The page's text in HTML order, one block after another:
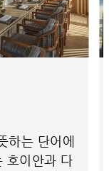
는 단어에
호이안과 다